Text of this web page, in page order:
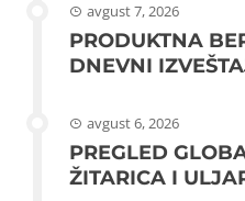
avgust 7, 2026
PRODUKTNA
DNEVNI
avgust 6, 2026
PREGLED
ŽITARICA I